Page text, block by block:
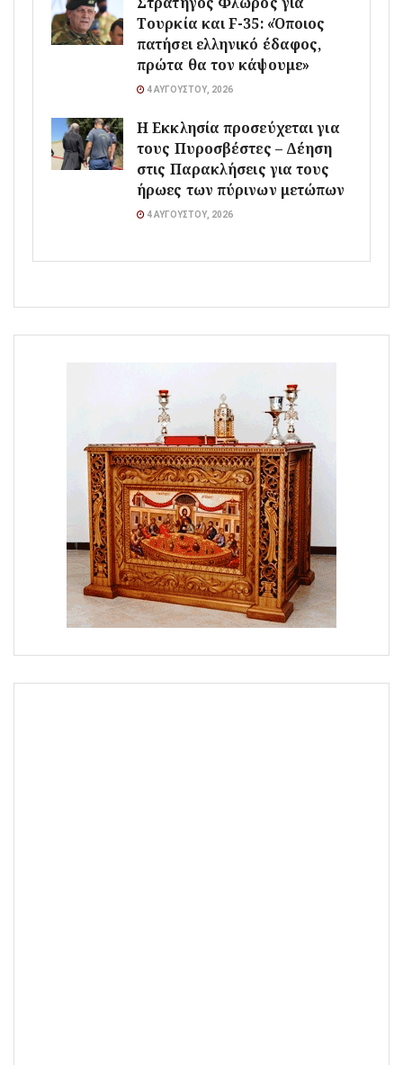
Τουρκία και F-35: «Όποιος
πατήσει ελληνικό έδαφος,
πρώτα θα τον κάψουμε»
4 ΑΥΓΟΎΣΤΟΥ, 2026
Η Εκκλησία προσεύχεται για
τους Πυροσβέστες – Δέηση
στις Παρακλήσεις για τους
ήρωες των πύρινων μετώπων
4 ΑΥΓΟΎΣΤΟΥ, 2026